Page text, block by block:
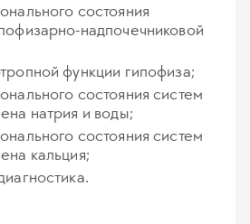
состояния
надпочечниковой
функции гипофиза;
состояния систем
натрия и воды;
состояния систем
кальция;